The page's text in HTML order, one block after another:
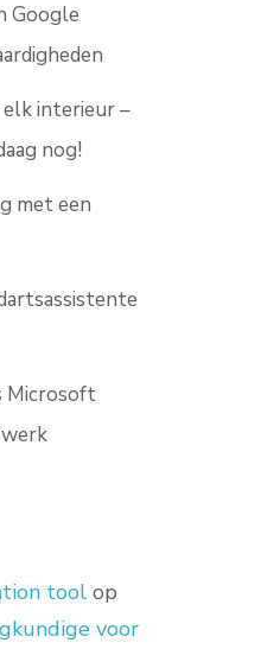
Google
interieur –
nog!
met een
Microsoft
tool op
voor